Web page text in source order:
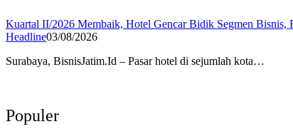
Kuartal II/2026 Membaik, Hotel Gencar Bidik Segmen Bisnis,
Headline03/08/2026
Surabaya, BisnisJatim.Id – Pasar hotel di sejumlah kota…
Populer